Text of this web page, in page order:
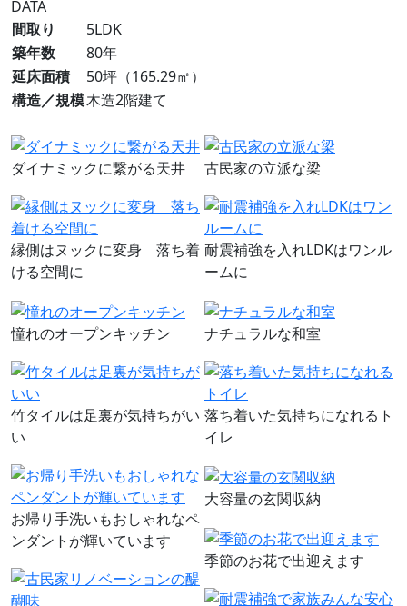
DATA
間取り
5LDK
築年数
80年
延床面積
50坪（165.29㎡）
構造／規模木造2階建て
ダイナミックに繋がる天井 古民家の立派な梁
縁側はヌックに変身 落ち着
ける空間に
耐震補強を入れLDKはワンル
ームに
憧れのオープンキッチン ナチュラルな和室
竹タイルは足裏が気持ちがい
い
落ち着いた気持ちになれるト
イレ
お帰り手洗いもおしゃれなペ
ンダントが輝いています
大容量の玄関収納
季節のお花で出迎えます